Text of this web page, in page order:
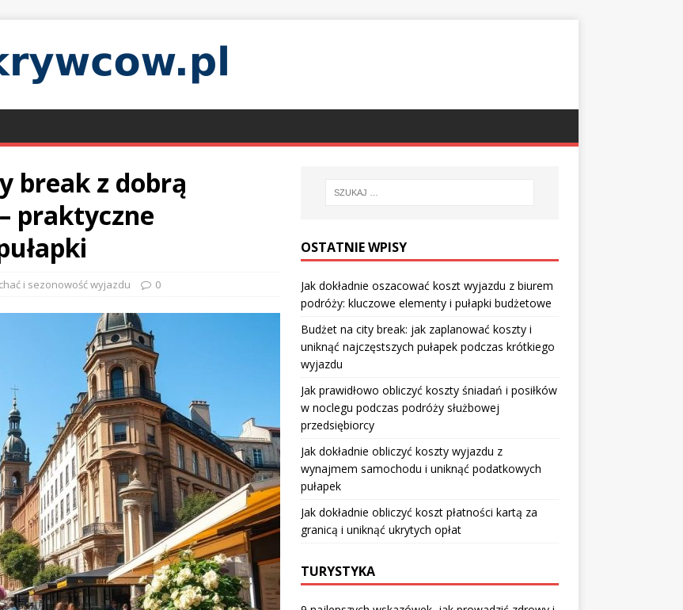
break z dobrą
praktyczne
i sezonowość wyjazdu 0
OSTATNIE WPISY
Jak dokładnie oszacować koszt wyjazdu z biurem
podróży: kluczowe elementy i pułapki budżetowe
Budżet na city break: jak zaplanować koszty i
uniknąć najczęstszych pułapek podczas krótkiego
wyjazdu
Jak prawidłowo obliczyć koszty śniadań i posiłków
w noclegu podczas podróży służbowej
przedsiębiorcy
Jak dokładnie obliczyć koszty wyjazdu z
wynajmem samochodu i uniknąć podatkowych
pułapek
Jak dokładnie obliczyć koszt płatności kartą za
granicą i uniknąć ukrytych opłat
TURYSTYKA